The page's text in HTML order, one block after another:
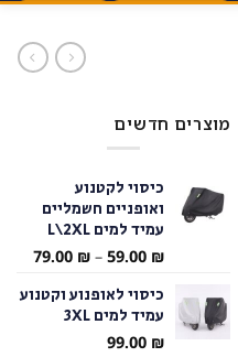
מוצרים חדשים
כיסוי לקטנוע
ואופניים חשמליים
עמיד למים L\2XL
59.00 ₪
–
79.00 ₪
טווח
כיסוי לאופנוע וקטנוע
עמיד למים 3XL
99.00 ₪